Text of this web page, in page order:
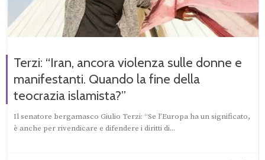
Terzi: “Iran, ancora violenza sulle donne e
manifestanti. Quando la fine della
teocrazia islamista?”
Il senatore bergamasco Giulio Terzi: “Se l’Europa ha un significato,
è anche per rivendicare e difendere i diritti di...